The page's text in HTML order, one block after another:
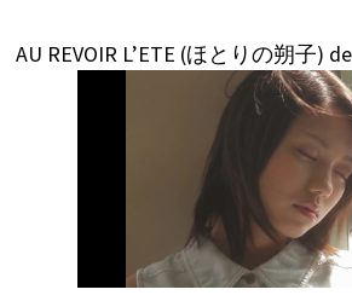
AU REVOIR L’ETE (ほとりの朔子)